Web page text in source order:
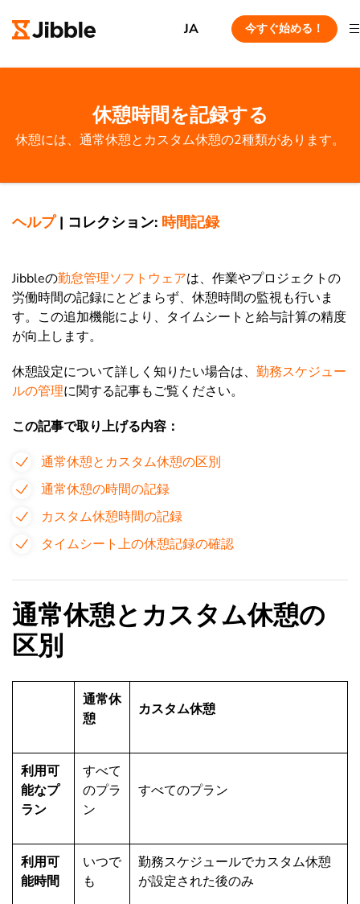
JA 今すぐ始める！
休憩時間を記録する
休憩には、通常休憩とカスタム休憩の2種類があります。
ヘルプ| コレクション: 時間記録
Jibbleの勤怠管理ソフトウェアは、作業やプロジェクトの
労働時間の記録にとどまらず、休憩時間の監視も行いま
す。この追加機能により、タイムシートと給与計算の精度
が向上します。
休憩設定について詳しく知りたい場合は、 勤務スケジュー
ルの管理に関する記事もご覧ください。
この記事で取り上げる内容：
通常休憩とカスタム休憩の区別
通常休憩の時間の記録
カスタム休憩時間の記録
タイムシート上の休憩記録の確認
通常休憩とカスタム休憩の
区別
通常休
憩
カスタム休憩
利用可
能なプ
ラン
すべて
のプラ
ン
すべてのプラン
利用可
能時間
いつで
も
勤務スケジュールでカスタム休憩
が設定された後のみ